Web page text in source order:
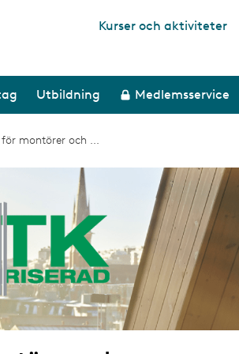
Top links
Kurser och aktiviteter
Utbildning Medlemsservice
för montörer och ...